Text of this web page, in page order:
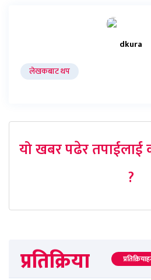
dkura
लेखकबाट थप
यो खबर पढेर
?
प्रतिक्रिया